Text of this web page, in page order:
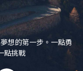
想的第一步。一點勇
點挑戰